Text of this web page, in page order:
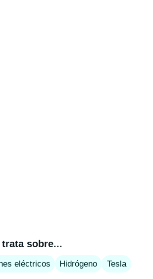
sobre...
eléctricos Hidrógeno Tesla